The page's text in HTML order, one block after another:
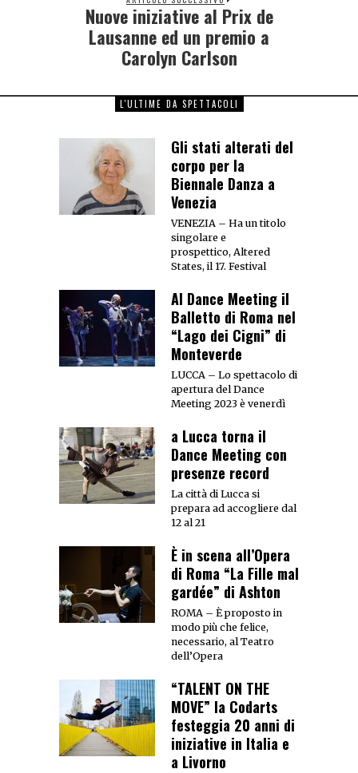
Nuove iniziative al Prix de
Lausanne ed un premio a
Carolyn Carlson
L'ULTIME DA SPETTACOLI
Gli stati alterati del
corpo per la
Biennale Danza a
Venezia
VENEZIA – Ha un titolo
singolare e
prospettico, Altered
States, il 17. Festival
Al Dance Meeting il
Balletto di Roma nel
“Lago dei Cigni” di
Monteverde
LUCCA – Lo spettacolo di
apertura del Dance
Meeting 2023 è venerdì
a Lucca torna il
Dance Meeting con
presenze record
La città di Lucca si
prepara ad accogliere dal
12 al 21
È in scena all’Opera
di Roma “La Fille mal
gardée” di Ashton
ROMA – È proposto in
modo più che felice,
necessario, al Teatro
dell’Opera
“TALENT ON THE
MOVE” la Codarts
festeggia 20 anni di
iniziative in Italia e
a Livorno